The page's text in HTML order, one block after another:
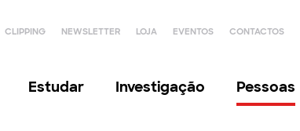
CLIPPING NEWSLETTER LOJA EVENTOS CONTACTOS
Estudar Investigação Pessoas